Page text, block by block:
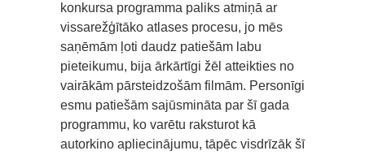
konkursa programma paliks atmiņā ar
vissarežģītāko atlases procesu, jo mēs
saņēmām ļoti daudz patiešām labu
pieteikumu, bija ārkārtīgi žēl atteikties no
vairākām pārsteidzošām filmām. Personīgi
esmu patiešām sajūsmināta par šī gada
programmu, ko varētu raksturot kā
autorkino apliecinājumu, tāpēc visdrīzāk šī